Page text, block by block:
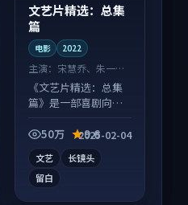
文艺片精选：总集
篇
电影 2022
主演： 宋慧乔、朱一龙
等
《文艺片精选：总集
篇》是一部喜剧向电
为内核，情感戏份扎
50万 9.6
2025-02-04
文艺
长镜头
留白